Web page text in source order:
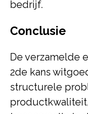
bedrijf.
Conclusie
De verzamelde
2de kans
structurele